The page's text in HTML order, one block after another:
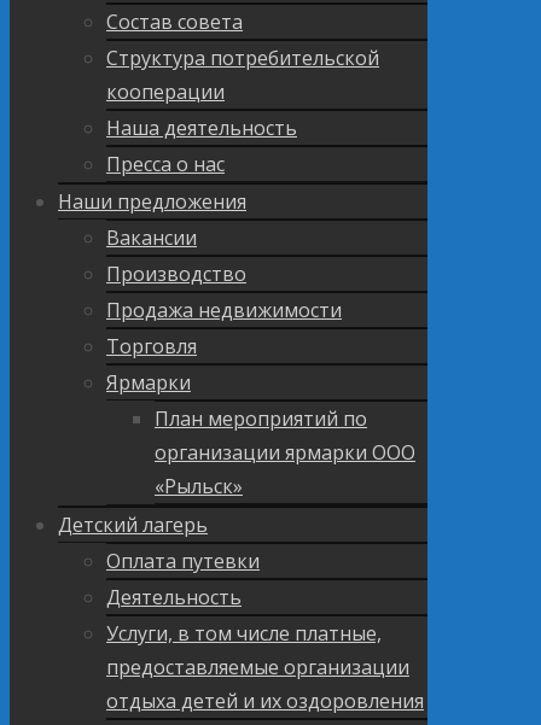
Состав совета
Структура потребительской
кооперации
Наша деятельность
Пресса о нас
Наши предложения
Вакансии
Производство
Продажа недвижимости
Торговля
Ярмарки
План мероприятий по
организации ярмарки ООО
«Рыльск»
Детский лагерь
Оплата путевки
Деятельность
Услуги, в том числе платные,
предоставляемые организации
отдыха детей и их оздоровления